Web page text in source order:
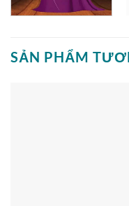
SẢN PHẨM